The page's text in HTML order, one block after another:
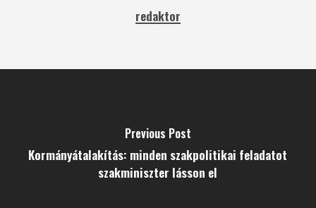
redaktor
Previous Post
Kormányátalakítás: minden szakpolitikai feladatot
szakminiszter lásson el